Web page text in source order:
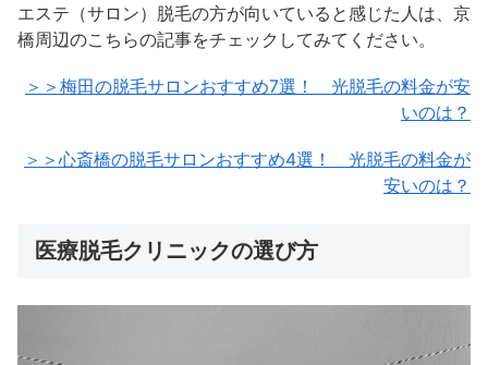
エステ（サロン）脱毛の方が向いていると感じた人は、京
橋周辺のこちらの記事をチェックしてみてください。
＞＞梅田の脱毛サロンおすすめ7選！ 光脱毛の料金が安
いのは？
＞＞心斎橋の脱毛サロンおすすめ4選！ 光脱毛の料金が
安いのは？
医療脱毛クリニックの選び方